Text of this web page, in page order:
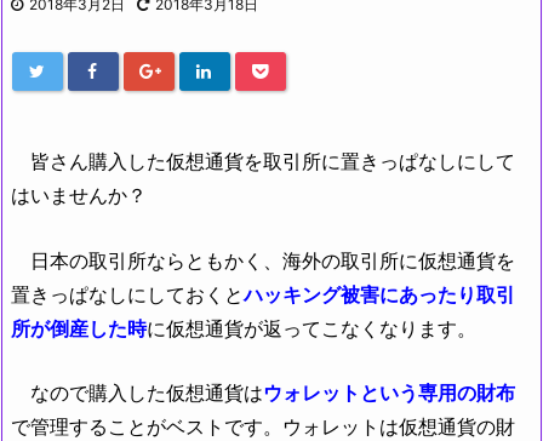
2018年3月2日 2018年3月18日
皆さん購入した仮想通貨を取引所に置きっぱなしにして
はいませんか？
日本の取引所ならともかく、海外の取引所に仮想通貨を
置きっぱなしにしておくとハッキング被害にあったり取引
所が倒産した時に仮想通貨が返ってこなくなります。
なので購入した仮想通貨はウォレットという専用の財布
で管理することがベストです。ウォレットは仮想通貨の財